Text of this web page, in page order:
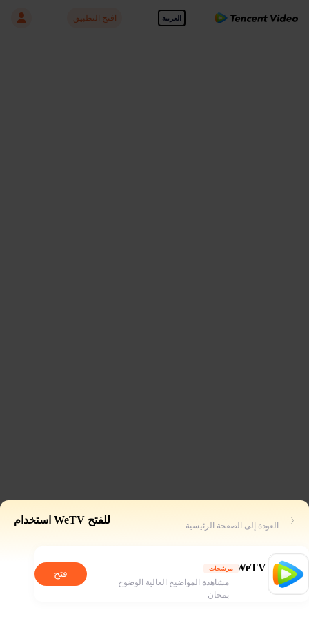
العربية افتح التطبيق
للفتح WeTV استخدام العودة إلى الصفحة الرئيسية
WeTV مرشحات
مشاهدة المواضيح العالية الوضوح
بمجان
فتح